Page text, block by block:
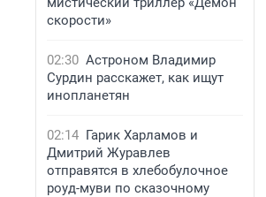
скорости»
02:30 Астроном Владимир
Сурдин расскажет, как ищут
инопланетян
02:14 Гарик Харламов и
Дмитрий Журавлев
отправятся в хлебобулочное
роуд-муви по сказочному